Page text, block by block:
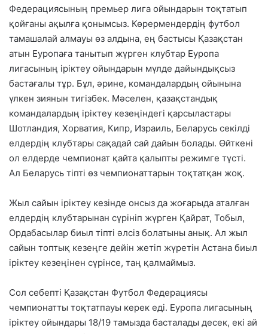
Федерациясының премьер лига ойындарын тоқтатып
қойғаны ақылға қонымсыз. Көрермендердің футбол
тамашалай алмауы өз алдына, ең бастысы Қазақстан
атын Еуропаға танытып жүрген клубтар Еуропа
лигасының іріктеу ойындарын мүлде дайындықсыз
бастағалы тұр. Бұл, әрине, командалардың ойынына
үлкен зиянын тигізбек. Мәселен, қазақстандық
командалардың іріктеу кезеңіндегі қарсыластары
Шотландия, Хорватия, Кипр, Израиль, Беларусь секілді
елдердің клубтары сақадай сай дайын болады. Өйткені
ол елдерде чемпионат қайта қалыпты режимге түсті.
Ал Беларусь тіпті өз чемпионаттарын тоқтатқан жоқ.
Жыл сайын іріктеу кезінде онсыз да жоғарыда аталған
елдердің клубтарынан сүрініп жүрген Қайрат, Тобыл,
Ордабасылар биыл тіпті әлсіз болатыны анық. Ал жыл
сайын топтық кезеңге дейін жетіп жүретін Астана биыл
іріктеу кезеңінен сүрінсе, таң қалмаймыз.
Сол себепті Қазақстан Футбол Федерациясы
чемпионатты тоқтатпауы керек еді. Еуропа лигасының
іріктеу ойындары 18/19 тамызда басталады десек, екі ай